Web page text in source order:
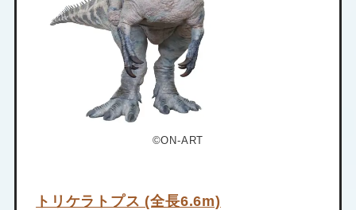
©ON-ART
トリケラトプス (全長6.6m)